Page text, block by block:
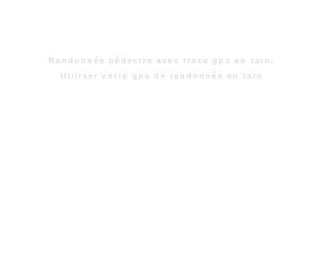
Randonnée pédestre avec trace gps en tarn.
Utiliser votre gps de randonnée en tarn